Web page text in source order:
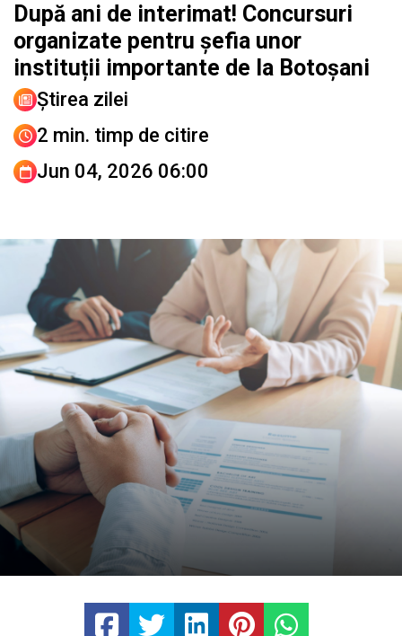
După ani de interimat! Concursuri
organizate pentru șefia unor
instituții importante de la Botoșani
Știrea zilei
2 min. timp de citire
Jun 04, 2026 06:00